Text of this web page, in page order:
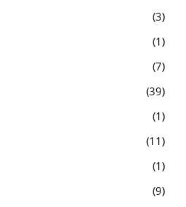
3
1
7
39
1
11
1
9